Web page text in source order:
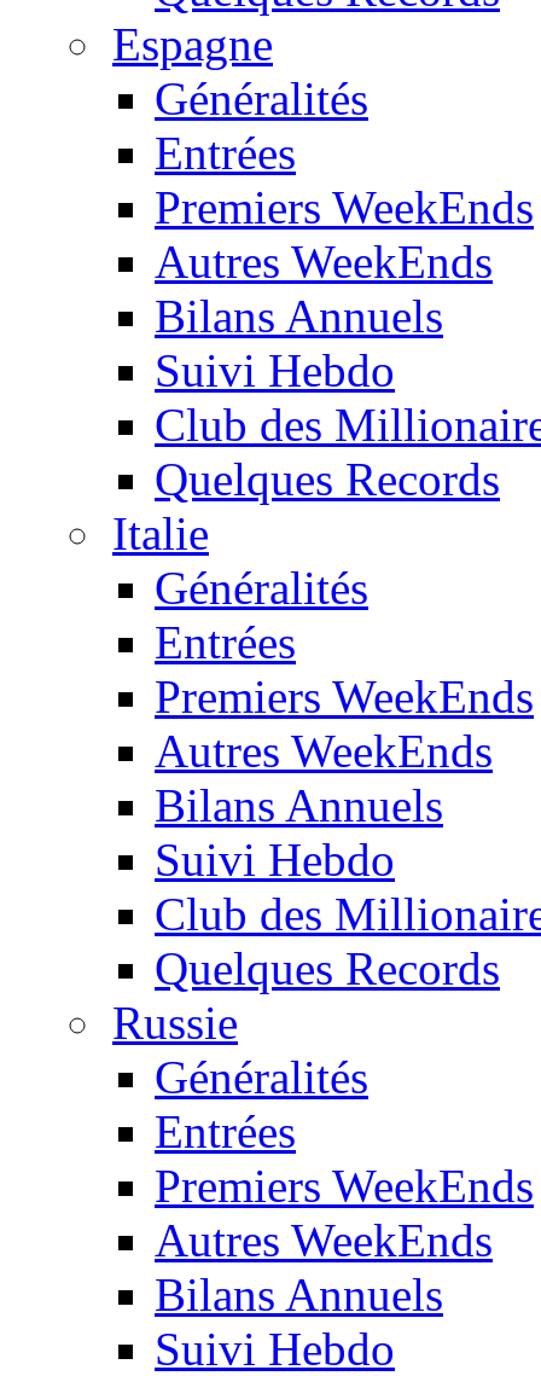
Espagne
Généralités
Entrées
Premiers WeekEnds
Autres WeekEnds
Bilans Annuels
Suivi Hebdo
Club des
Quelques Records
Italie
Généralités
Entrées
Premiers WeekEnds
Autres WeekEnds
Bilans Annuels
Suivi Hebdo
Club des
Quelques Records
Russie
Généralités
Entrées
Premiers WeekEnds
Autres WeekEnds
Bilans Annuels
Suivi Hebdo